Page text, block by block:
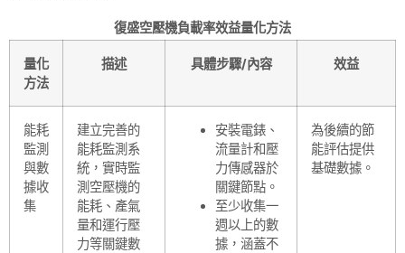
復盛空壓機負載率效益量化方法
量化
方法
描述 具體步驟/內容 效益
能耗
監測
與數
據收
集
建立完善的
能耗監測系
統，實時監
測空壓機的
能耗、產氣
量和運行壓
力等關鍵數
安裝電錶、
流量計和壓
力傳感器於
關鍵節點。
至少收集一
週以上的數
據，涵蓋不
為後續的節
能評估提供
基礎數據。